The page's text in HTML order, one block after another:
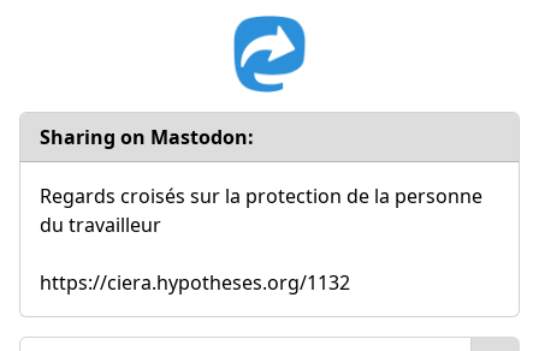
Sharing on Mastodon:
Regards croisés sur la protection de la personne
du travailleur
https://ciera.hypotheses.org/1132